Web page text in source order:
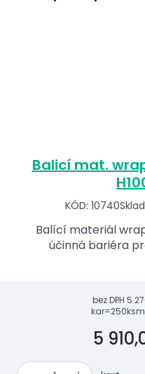
Balicí mat. wrap
KÓD: 10740
Balící materiál
účinná bariéra
bez DPH 5
kar=250ks
5